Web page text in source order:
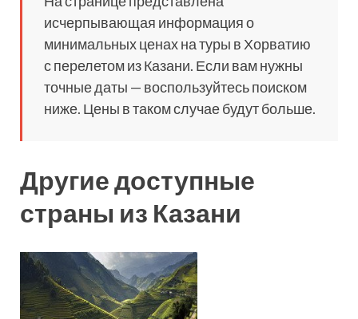
исчерпывающая информация о
минимальных ценах на туры в Хорватию
с перелетом из Казани. Если вам нужны
точные даты — воспользуйтесь поиском
ниже. Цены в таком случае будут больше.
Другие доступные
страны из Казани